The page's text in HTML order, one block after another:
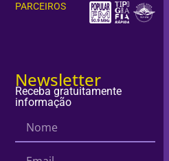
PARCEIROS
Newsletter
Receba gratuitamente
informação